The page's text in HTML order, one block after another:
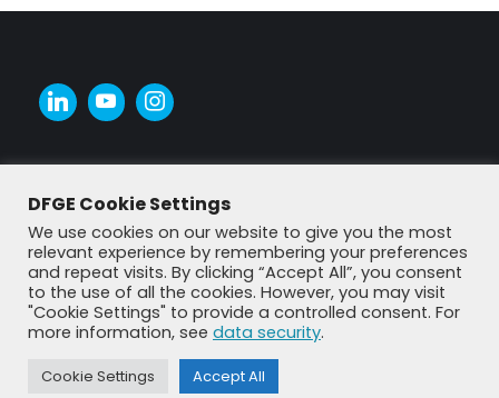
Previously used menu 1
+49 8192 99 7 33-20
DFGE Cookie Settings
We use cookies on our website to give you the most
relevant experience by remembering your preferences
and repeat visits. By clicking “Accept All”, you consent
to the use of all the cookies. However, you may visit
"Cookie Settings" to provide a controlled consent. For
more information, see data security.
Cookie Settings Accept All